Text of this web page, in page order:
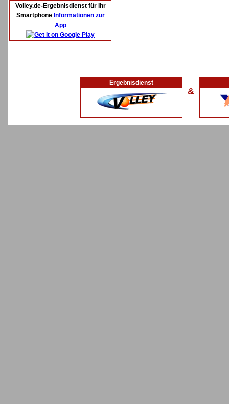
Volley.de-Ergebnisdienst für Ihr
Smartphone Informationen zur
App
Ergebnisdienst
&